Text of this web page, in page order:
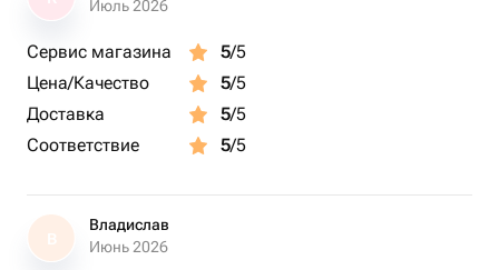
Июль 2026
Сервис магазина 5/5
Цена/Качество
5/5
Доставка
5/5
Соответствие
5/5
В
Владислав
Июнь 2026